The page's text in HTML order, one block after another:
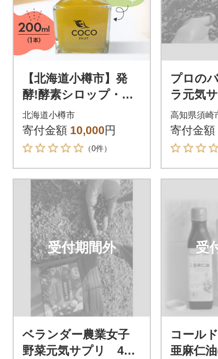
【北海道小樽市】発
酵!酵素シロップ・雪
キウイエキス 200ml
北海道小樽市
寄付金額 10,000円
（0件）
プロの
ラ元気
ット
高知県須崎
寄付金額
受付期間外
ベランダー農業女子
野菜元気サプリ 4袋
受
コール
亜麻仁